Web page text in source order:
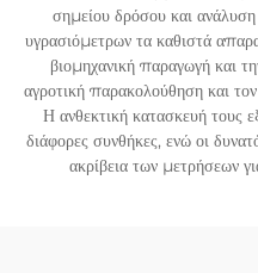
σημείου δρόσου και
υγρασιόμετρων τα καθιστά
βιομηχανική παραγωγή και
αγροτική παρακολούθηση και
Η ανθεκτική κατασκευή τους
διάφορες συνθήκες, ενώ οι
ακρίβεια των μετρήσεων